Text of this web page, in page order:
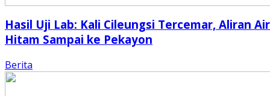
Hasil Uji Lab: Kali Cileungsi Tercemar, Aliran Air
Hitam Sampai ke Pekayon
Berita